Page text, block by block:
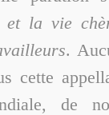
et la vie
.
cette
de